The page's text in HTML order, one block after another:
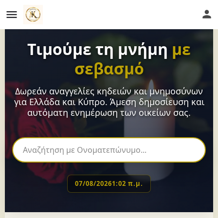
Τιμούμε τη μνήμη με
σεβασμό
Δωρεάν αναγγελίες κηδειών και μνημοσύνων
για Ελλάδα και Κύπρο. Άμεση δημοσίευση και
αυτόματη ενημέρωση των οικείων σας.
07/08/20261:02 π.μ.